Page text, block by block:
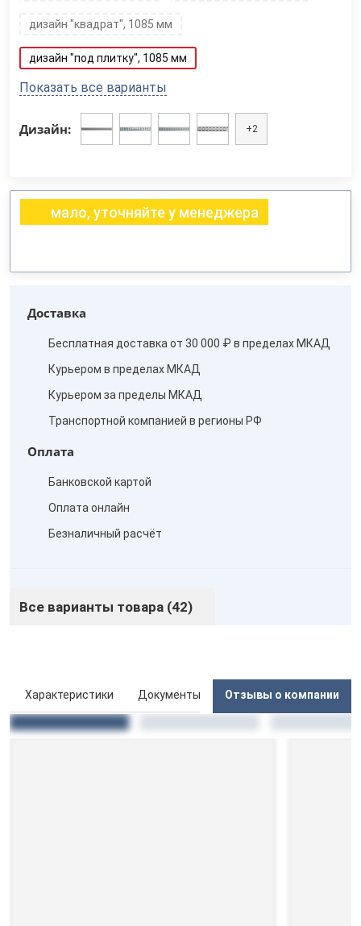
дизайн "квадрат", 1085 мм
дизайн "под плитку", 1085 мм
Показать все варианты
Дизайн: +2
мало, уточняйте у менеджера
Доставка
Бесплатная доставка от 30 000 ₽ в пределах МКАД
Курьером в пределах МКАД
Курьером за пределы МКАД
Транспортной компанией в регионы РФ
Оплата
Банковской картой
Оплата онлайн
Безналичный расчёт
Все варианты товара (42)
Характеристики Документы Отзывы о компании